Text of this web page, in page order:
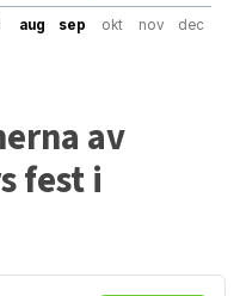
aug sep okt nov dec
av
fest i